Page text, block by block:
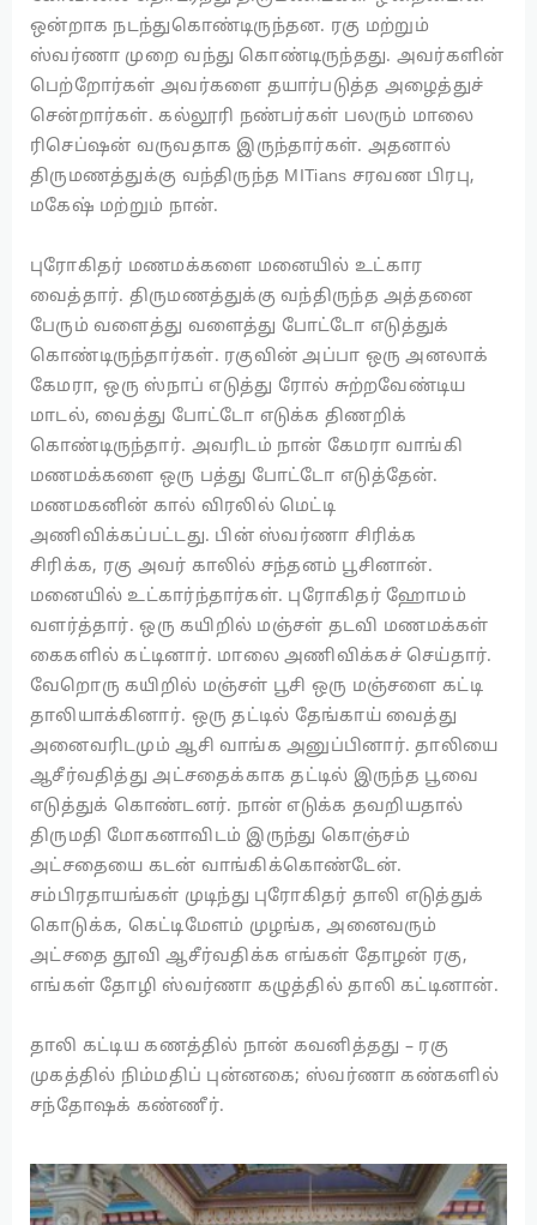
ஒன்றாக நடந்துகொண்டிருந்தன. ரகு மற்றும்
ஸ்வர்ணா முறை வந்து கொண்டிருந்தது. அவர்களின்
பெற்றோர்கள் அவர்களை தயார்படுத்த அழைத்துச்
சென்றார்கள். கல்லூரி நண்பர்கள் பலரும் மாலை
ரிசெப்ஷன் வருவதாக இருந்தார்கள். அதனால்
திருமணத்துக்கு வந்திருந்த MITians சரவண பிரபு,
மகேஷ் மற்றும் நான்.
புரோகிதர் மணமக்களை மனையில் உட்கார
வைத்தார். திருமணத்துக்கு வந்திருந்த அத்தனை
பேரும் வளைத்து வளைத்து போட்டோ எடுத்துக்
கொண்டிருந்தார்கள். ரகுவின் அப்பா ஒரு அனலாக்
கேமரா, ஒரு ஸ்நாப் எடுத்து ரோல் சுற்றவேண்டிய
மாடல், வைத்து போட்டோ எடுக்க திணறிக்
கொண்டிருந்தார். அவரிடம் நான் கேமரா வாங்கி
மணமக்களை ஒரு பத்து போட்டோ எடுத்தேன்.
மணமகனின் கால் விரலில் மெட்டி
அணிவிக்கப்பட்டது. பின் ஸ்வர்ணா சிரிக்க
சிரிக்க, ரகு அவர் காலில் சந்தனம் பூசினான்.
மனையில் உட்கார்ந்தார்கள். புரோகிதர் ஹோமம்
வளர்த்தார். ஒரு கயிறில் மஞ்சள் தடவி மணமக்கள்
கைகளில் கட்டினார். மாலை அணிவிக்கச் செய்தார்.
வேறொரு கயிறில் மஞ்சள் பூசி ஒரு மஞ்சளை கட்டி
தாலியாக்கினார். ஒரு தட்டில் தேங்காய் வைத்து
அனைவரிடமும் ஆசி வாங்க அனுப்பினார். தாலியை
ஆசீர்வதித்து அட்சதைக்காக தட்டில் இருந்த பூவை
எடுத்துக் கொண்டனர். நான் எடுக்க தவறியதால்
திருமதி மோகனாவிடம் இருந்து கொஞ்சம்
அட்சதையை கடன் வாங்கிக்கொண்டேன்.
சம்பிரதாயங்கள் முடிந்து புரோகிதர் தாலி எடுத்துக்
கொடுக்க, கெட்டிமேளம் முழங்க, அனைவரும்
அட்சதை தூவி ஆசீர்வதிக்க எங்கள் தோழன் ரகு,
எங்கள் தோழி ஸ்வர்ணா கழுத்தில் தாலி கட்டினான்.
தாலி கட்டிய கணத்தில் நான் கவனித்தது – ரகு
முகத்தில் நிம்மதிப் புன்னகை; ஸ்வர்ணா கண்களில்
சந்தோஷக் கண்ணீர்.